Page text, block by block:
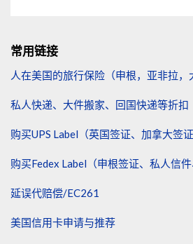
常用链接
人在美国的旅行保险（申根，亚非拉，
私人快递、大件搬家、回国快递等折扣
购买UPS Label（英国签证、加拿大签
购买Fedex Label（申根签证、私人信
延误代赔偿/EC261
美国信用卡申请与推荐